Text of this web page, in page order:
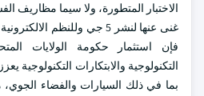
الاختبار المتطورة، ولا سيما مظاريف
غنى عنها لنشر 5 جي وللنظم
فإن استثمار حكومة الولايات
التكنولوجية والابتكارات التكنولوجية
بما في ذلك السيارات والفضاء